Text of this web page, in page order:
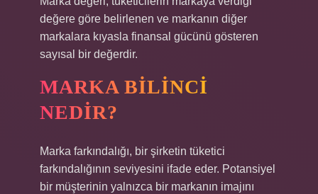
değere göre belirlenen ve markanın diğer
markalara kıyasla finansal gücünü gösteren
sayısal bir değerdir.
MARKA BILINCI
NEDIR?
Marka farkındalığı, bir şirketin tüketici
farkındalığının seviyesini ifade eder. Potansiyel
bir müşterinin yalnızca bir markanın imajını